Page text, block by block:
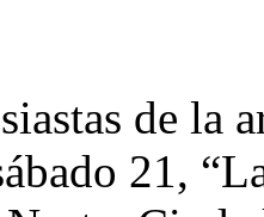
de la
21,